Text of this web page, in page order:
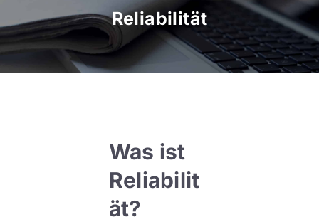
Reliabilität
Was ist
Reliabilit
ät?